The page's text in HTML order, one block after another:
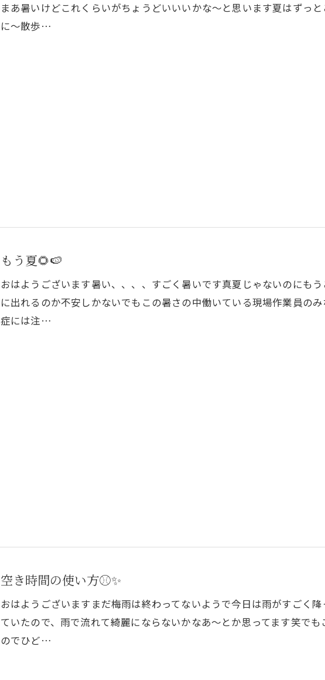
まあ暑いけどこれくらいがちょうどいいいかな～と思います夏はずっ
に～散歩…
もう夏🌻🍉
おはようございます暑い、、、、すごく暑いです真夏じゃないのにも
に出れるのか不安しかないでもこの暑さの中働いている現場作業員の
症には注…
空き時間の使い方⚾️✨
おはようございますまだ梅雨は終わってないようで今日は雨がすごく
ていたので、雨で流れて綺麗にならないかなあ～とか思ってます笑で
のでひど…